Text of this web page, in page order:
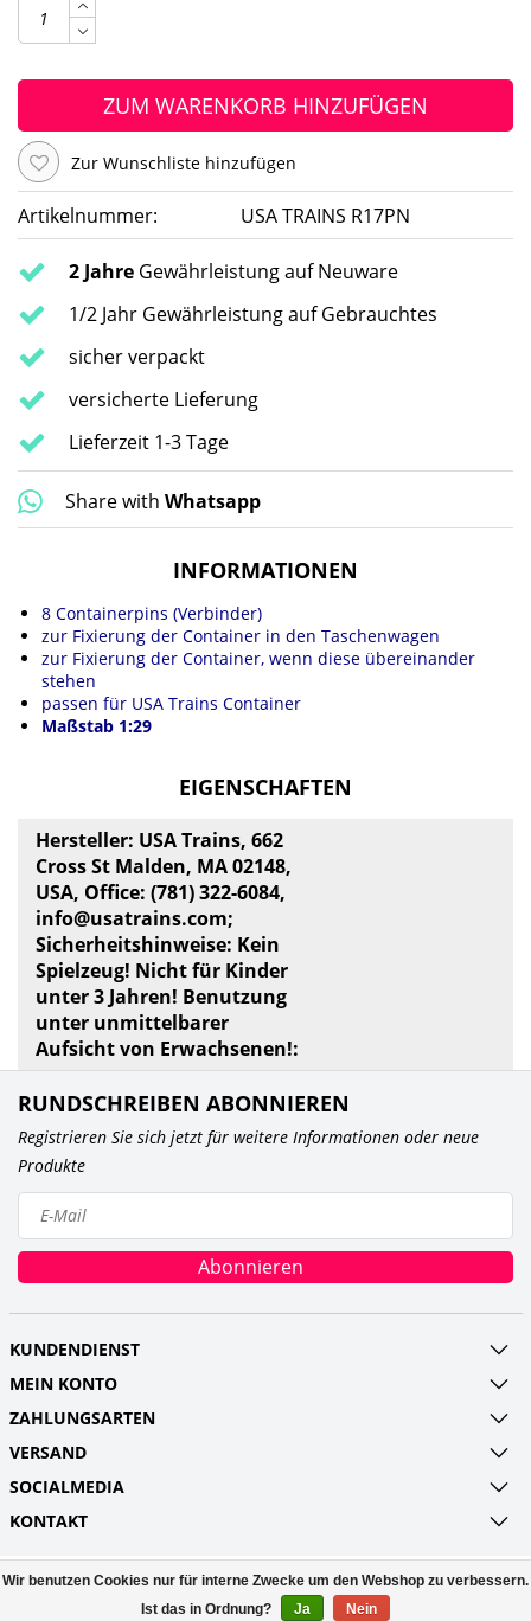
ZUM WARENKORB HINZUFÜGEN
Zur Wunschliste hinzufügen
Artikelnummer: USA TRAINS R17PN
2 Jahre Gewährleistung auf Neuware
1/2 Jahr Gewährleistung auf Gebrauchtes
sicher verpackt
versicherte Lieferung
Lieferzeit 1-3 Tage
Share with Whatsapp
INFORMATIONEN
8 Containerpins (Verbinder)
zur Fixierung der Container in den Taschenwagen
zur Fixierung der Container, wenn diese übereinander
stehen
passen für USA Trains Container
Maßstab 1:29
EIGENSCHAFTEN
Hersteller: USA Trains, 662
Cross St Malden, MA 02148,
USA, Office: (781) 322-6084,
info@usatrains.com;
Sicherheitshinweise: Kein
Spielzeug! Nicht für Kinder
unter 3 Jahren! Benutzung
unter unmittelbarer
Aufsicht von Erwachsenen!:
RUNDSCHREIBEN ABONNIEREN
Registrieren Sie sich jetzt für weitere Informationen oder neue
Produkte
Abonnieren
KUNDENDIENST
MEIN KONTO
ZAHLUNGSARTEN
VERSAND
SOCIALMEDIA
KONTAKT
© Copyright 2026 Railroads and more UG
(haftungsbeschränkt) Powered byLightspeed
Wir benutzen Cookies nur für interne Zwecke um den Webshop zu verbessern.
Ist das in Ordnung?
Ja Nein